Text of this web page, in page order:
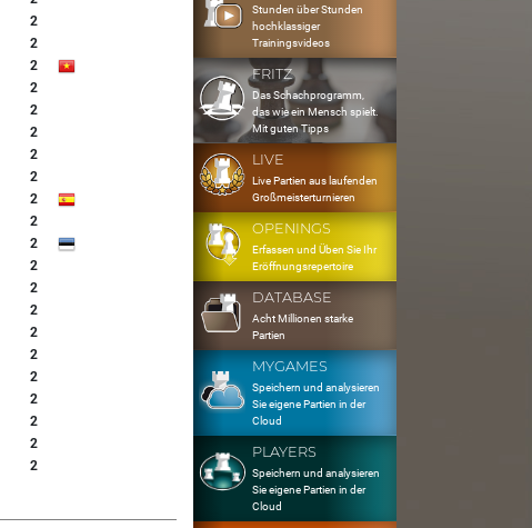
2
2
2
2
2
2
2
2
2
2
2
2
2
2
2
2
2
2
2
2
2
Stunden über Stunden
hochklassiger
Trainingsvideos
FRITZ
Das Schachprogramm,
das wie ein Mensch spielt.
Mit guten Tipps
LIVE
Live Partien aus laufenden
Großmeisterturnieren
OPENINGS
Erfassen und Üben Sie Ihr
Eröffnungsrepertoire
DATABASE
Acht Millionen starke
Partien
MYGAMES
Speichern und analysieren
Sie eigene Partien in der
Cloud
PLAYERS
Speichern und analysieren
Sie eigene Partien in der
Cloud